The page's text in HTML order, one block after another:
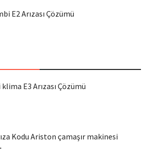
E2 Arızası Çözümü
E3 Arızası Çözümü
Kodu Ariston çamaşır makinesi